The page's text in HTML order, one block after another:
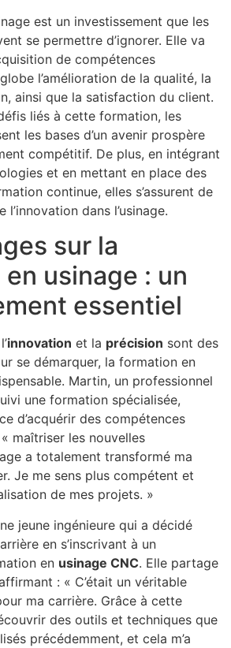
est un investissement que les
se permettre d’ignorer. Elle va
de compétences
l’amélioration de la qualité, la
ainsi que la satisfaction du client.
liés à cette formation, les
les bases d’un avenir prospère
compétitif. De plus, en intégrant
et en mettant en place des
continue, elles s’assurent de
dans l’usinage.
sur la
usinage : un
essentiel
innovation et la précision sont des
se démarquer, la formation en
Martin, un professionnel
une formation spécialisée,
d’acquérir des compétences
maîtriser les nouvelles
a totalement transformé ma
Je me sens plus compétent et
de mes projets. »
jeune ingénieure qui a décidé
en s’inscrivant à un
en usinage CNC. Elle partage
: « C’était un véritable
ma carrière. Grâce à cette
des outils et techniques que
précédemment, et cela m’a